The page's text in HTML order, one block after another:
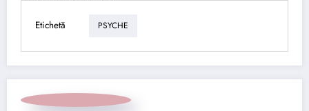
Etichetă PSYCHE